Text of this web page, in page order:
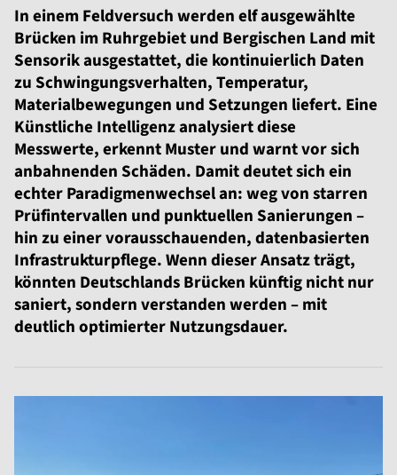
In einem Feldversuch werden elf ausgewählte
Brücken im Ruhrgebiet und Bergischen Land mit
Sensorik ausgestattet, die kontinuierlich Daten
zu Schwingungsverhalten, Temperatur,
Materialbewegungen und Setzungen liefert. Eine
Künstliche Intelligenz analysiert diese
Messwerte, erkennt Muster und warnt vor sich
anbahnenden Schäden. Damit deutet sich ein
echter Paradigmenwechsel an: weg von starren
Prüfintervallen und punktuellen Sanierungen –
hin zu einer vorausschauenden, datenbasierten
Infrastrukturpflege. Wenn dieser Ansatz trägt,
könnten Deutschlands Brücken künftig nicht nur
saniert, sondern verstanden werden – mit
deutlich optimierter Nutzungsdauer.